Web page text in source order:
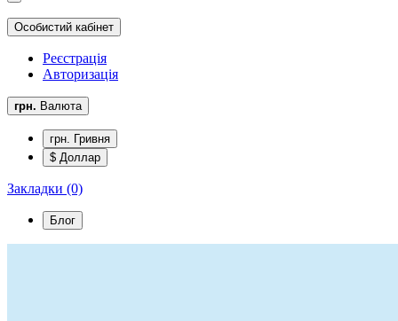
Особистий кабінет
Реєстрація
Авторизація
грн. Валюта
грн. Гривня
$ Доллар
Закладки (0)
Блог